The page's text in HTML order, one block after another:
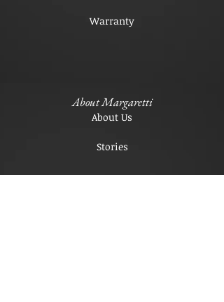
Warranty
About Margaretti
About Us
Stories